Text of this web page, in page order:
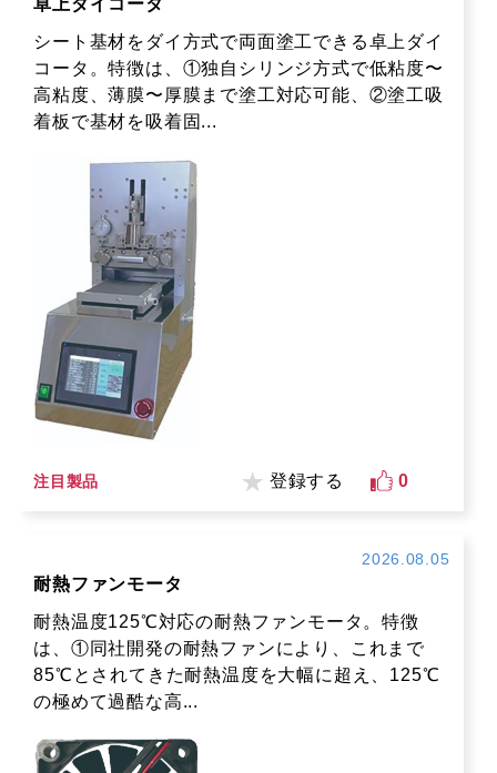
卓上ダイコータ
シート基材をダイ方式で両面塗工できる卓上ダイ
コータ。特徴は、①独自シリンジ方式で低粘度〜
高粘度、薄膜〜厚膜まで塗工対応可能、②塗工吸
着板で基材を吸着固...
注目製品 登録する 0
2026.08.05
耐熱ファンモータ
耐熱温度125℃対応の耐熱ファンモータ。特徴
は、①同社開発の耐熱ファンにより、これまで
85℃とされてきた耐熱温度を大幅に超え、125℃
の極めて過酷な高...